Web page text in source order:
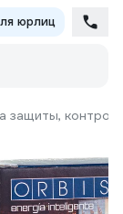
юрлиц
защиты,